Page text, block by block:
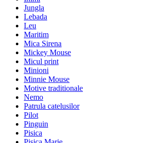
Jungla
Lebada
Leu
Maritim
Mica Sirena
Mickey Mouse
Micul print
Minioni
Minnie Mouse
Motive traditionale
Nemo
Patrula catelusilor
Pilot
Pinguin
Pisica